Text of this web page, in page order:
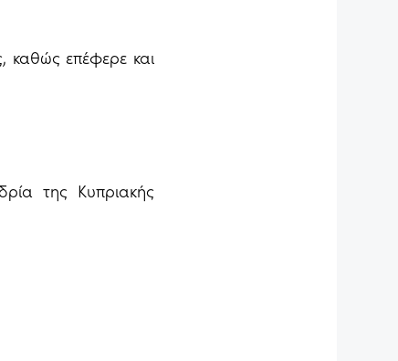
καθώς επέφερε και
της Κυπριακής